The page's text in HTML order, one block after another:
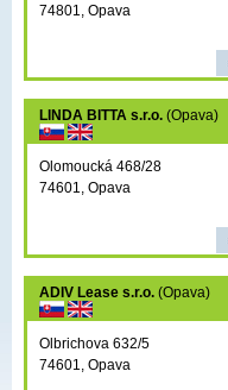
74801, Opava
LINDA BITTA s.r.o. (Opava)
Olomoucká 468/28
74601, Opava
ADIV Lease s.r.o. (Opava)
Olbrichova 632/5
74601, Opava